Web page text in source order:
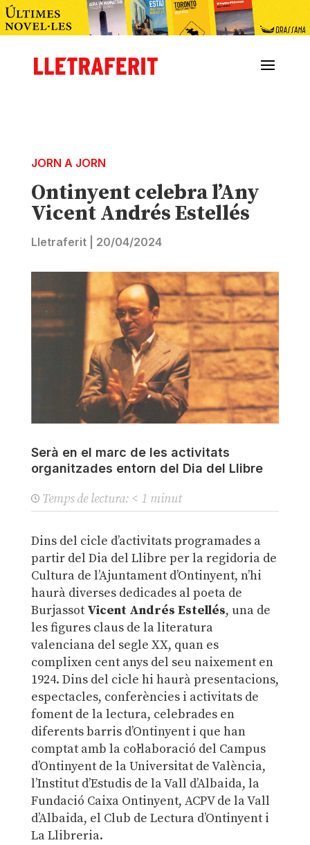
JORN A JORN
Ontinyent celebra l’Any
Vicent Andrés Estellés
Lletraferit| 20/04/2024
Serà en el marc de les activitats
organitzades entorn del Dia del Llibre
Temps de lectura: < 1 minut
Dins del cicle d’activitats programades a
partir del Dia del Llibre per la regidoria de
Cultura de l’Ajuntament d’Ontinyent, n’hi
haurà diverses dedicades al poeta de
Burjassot Vicent Andrés Estellés, una de
les figures claus de la literatura
valenciana del segle XX, quan es
complixen cent anys del seu naixement en
1924. Dins del cicle hi haurà presentacions,
espectacles, conferències i activitats de
foment de la lectura, celebrades en
diferents barris d’Ontinyent i que han
comptat amb la col·laboració del Campus
d’Ontinyent de la Universitat de València,
l’Institut d’Estudis de la Vall d’Albaida, la
Fundació Caixa Ontinyent, ACPV de la Vall
d’Albaida, el Club de Lectura d’Ontinyent i
La Llibreria.